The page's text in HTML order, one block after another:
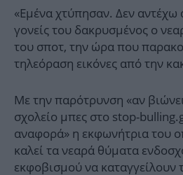
«Εμένα χτύπησαν. Δεν αντέχω
γονείς του δακρυσμένος ο
του σποτ, την ώρα που
τηλεόραση εικόνες από την
Mε την παρότρυνση «αν
σχολείο μπες στο stop-
αναφορά» η εκφωνήτρια του
καλεί τα νεαρά θύματα
εκφοβισμού να